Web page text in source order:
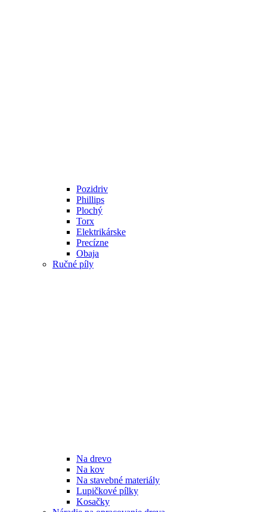
Pozidriv
Phillips
Plochý
Torx
Elektrikárske
Precízne
Obaja
Ručné píly
Na drevo
Na kov
Na stavebné materiály
Lupičkové pílky
Kosačky